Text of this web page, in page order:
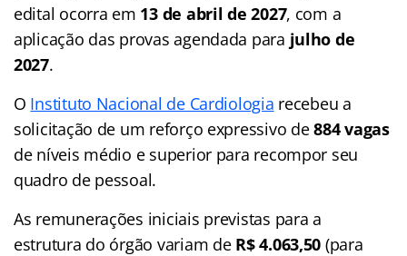
edital ocorra em 13 de abril de 2027, com a
aplicação das provas agendada para julho de
2027.
O Instituto Nacional de Cardiologia recebeu a
solicitação de um reforço expressivo de884 vagas
de níveis médio e superior para recompor seu
quadro de pessoal.
As remunerações iniciais previstas para a
estrutura do órgão variam de R$ 4.063,50 (para